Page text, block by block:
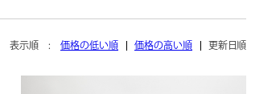
表示順 : 価格の低い順 価格の高い順 更新日順